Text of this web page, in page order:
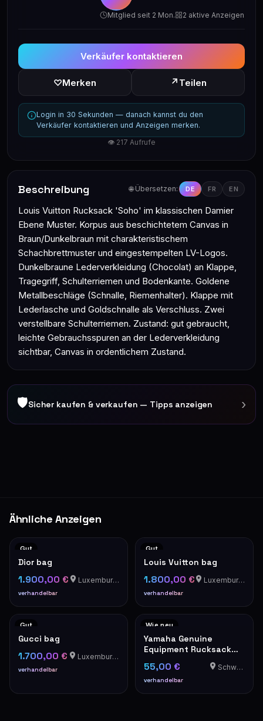
Mitglied seit 2 Mon. 2 aktive Anzeigen
Verkäufer kontaktieren
♡Merken ↗ Teilen
Login in 30 Sekunden — danach kannst du den
Verkäufer kontaktieren und Anzeigen merken.
👁 217 Aufrufe
Beschreibung 🌐 Übersetzen: DE FR EN
Louis Vuitton Rucksack 'Soho' im klassischen Damier
Ebene Muster. Korpus aus beschichtetem Canvas in
Braun/Dunkelbraun mit charakteristischem
Schachbrettmuster und eingestempelten LV-Logos.
Dunkelbraune Lederverkleidung (Chocolat) an Klappe,
Tragegriff, Schulterriemen und Bodenkante. Goldene
Metallbeschläge (Schnalle, Riemenhalter). Klappe mit
Lederlasche und Goldschnalle als Verschluss. Zwei
verstellbare Schulterriemen. Zustand: gut gebraucht,
leichte Gebrauchsspuren an der Lederverkleidung
sichtbar, Canvas in ordentlichem Zustand.
🛡Sicher kaufen & verkaufen — Tipps anzeigen ›
Ähnliche Anzeigen
Gut
Dior bag
1.900,00 €
verhandelbar
Luxemburg Luxemburg
Gut
Louis Vuitton bag
1.800,00 €
verhandelbar
Luxemburg Luxemburg
Gut
Gucci bag
1.700,00 €
verhandelbar
Luxemburg Luxemburg
Wie neu
Yamaha Genuine
Equipment Rucksack
Grau Motorrad Tasche
55,00 €
verhandelbar
Schweich